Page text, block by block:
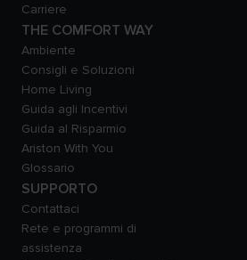
Carriere
THE COMFORT WAY
Ambiente
Consigli e Soluzioni
Home Living
Guida agli Incentivi
Guida al Risparmio
Ariston With You
Glossario
SUPPORTO
Contattaci
Rete e programmi di
assistenza